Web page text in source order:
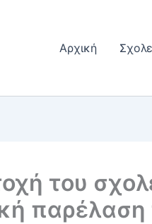
Αρχική
του